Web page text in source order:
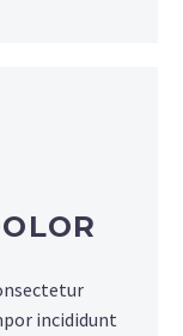
incididunt